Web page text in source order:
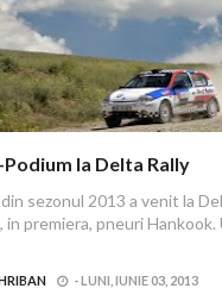
Podium la Delta Rally
sezonul 2013 a venit la
in premiera, pneuri Hankook.
-LUNI, IUNIE 03, 2013